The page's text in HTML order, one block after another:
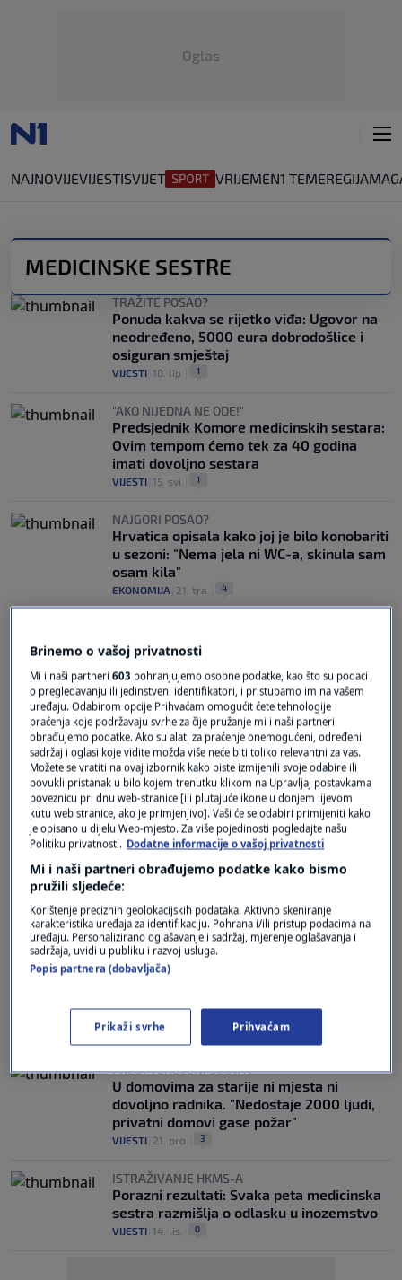
Oglas
NAJNOVIJEVIJESTISVIJET VRIJEMEN1 TEMEREGIJA
MEDICINSKE SESTRE
TRAŽITE POSAO?
Ponuda kakva se rijetko viđa: Ugovor na
neodređeno, 5000 eura dobrodošlice i
osiguran smještaj
VIJESTI 18. lip. 1
"AKO NIJEDNA NE ODE!"
Predsjednik Komore medicinskih sestara:
Ovim tempom ćemo tek za 40 godina
imati dovoljno sestara
VIJESTI 15. svi. 1
NAJGORI POSAO?
Hrvatica opisala kako joj je bilo konobariti
u sezoni: "Nema jela ni WC-a, skinula sam
osam kila"
EKONOMIJA 21. tra. 4
Oglas
TRENDOVI SE MIJENJAJU
Nakon 10 godina Njemačke vratile se u
Hrvatsku: "Plaće medicinskih sestara su i
dalje premale, ali..."
LIFESTYLE|30. ožu.| 1
BROJKE SVE GOVORE
Nakon masovnog egzodusa u zapadnu
Hrvatsku. Prvi put smo u plusu
VIJESTI| 18. ožu.
PREOPTEREĆENI SUSTAV
U domovima za starije ni mjesta ni
dovoljno radnika. "Nedostaje 2000 ljudi,
privatni domovi gase požar"
VIJESTI 21. pro. 3
ISTRAŽIVANJE HKMS-A
Porazni rezultati: Svaka peta medicinska
sestra razmišlja o odlasku u inozemstvo
VIJESTI 14. lis. 0
Brinemo o vašoj privatnosti
Mi i naši partneri603 pohranjujemo osobne podatke, kao što su podaci
o pregledavanju ili jedinstveni identifikatori, i pristupamo im na vašem
uređaju. Odabirom opcije Prihvaćam omogućit ćete tehnologije
praćenja koje podržavaju svrhe za čije pružanje mi i naši partneri
obrađujemo podatke. Ako su alati za praćenje onemogućeni, određeni
sadržaj i oglasi koje vidite možda više neće biti toliko relevantni za vas.
Možete se vratiti na ovaj izbornik kako biste izmijenili svoje odabire ili
povukli pristanak u bilo kojem trenutku klikom na Upravljaj postavkama
poveznicu pri dnu web-stranice [ili plutajuće ikone u donjem lijevom
kutu web stranice, ako je primjenjivo]. Vaši će se odabiri primijeniti kako
je opisano u dijelu Web-mjesto. Za više pojedinosti pogledajte našu
Politiku privatnosti. Dodatne informacije o vašoj privatnosti
Mi i naši partneri obrađujemo podatke kako bismo
pružili sljedeće:
Korištenje preciznih geolokacijskih podataka. Aktivno skeniranje
karakteristika uređaja za identifikaciju. Pohrana i/ili pristup podacima na
uređaju. Personalizirano oglašavanje i sadržaj, mjerenje oglašavanja i
sadržaja, uvidi u publiku i razvoj usluga.
Popis partnera (dobavljača)
Prikaži svrhe Prihvaćam